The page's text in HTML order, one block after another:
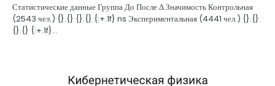
Статистические данные Группа До После Δ Значимость Контрольная
(2543 чел.) {}.{} {}.{} {:+.1f} ns Экспериментальная (4441 чел.) {}.{}
{}.{} {:+.1f}…